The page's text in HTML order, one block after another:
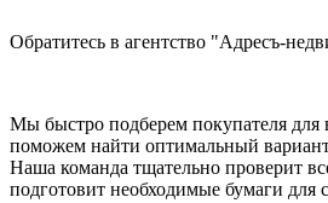
Обратитесь в агентство "Адресъ-
Мы быстро подберем покупателя для
поможем найти оптимальный
Наша команда тщательно проверит
подготовит необходимые бумаги для